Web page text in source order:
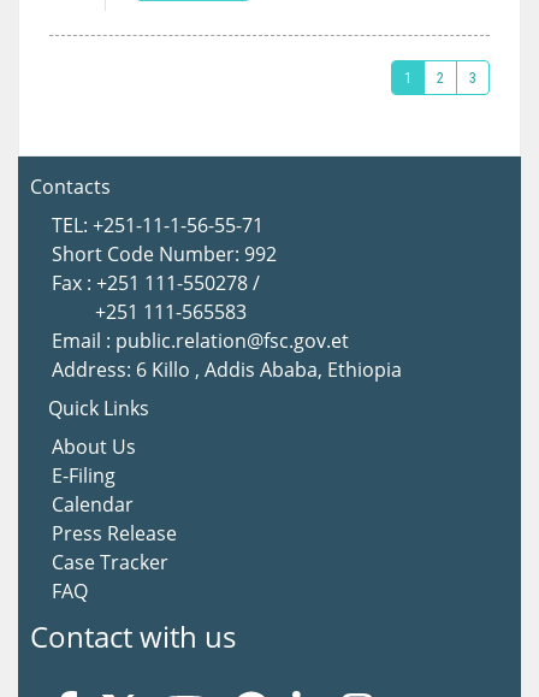
1 2 3
Contacts
TEL: +251-11-1-56-55-71
Short Code Number: 992
Fax : +251 111-550278 /
+251 111-565583
Email : public.relation@fsc.gov.et
Address: 6 Killo , Addis Ababa, Ethiopia
Quick Links
About Us
E-Filing
Calendar
Press Release
Case Tracker
FAQ
Contact with us